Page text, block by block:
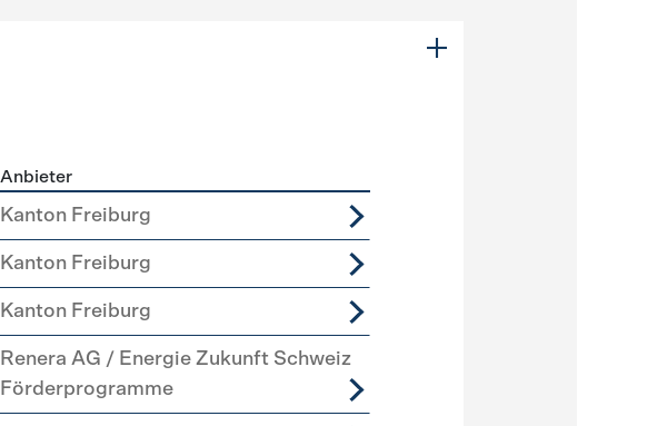
Anbieter
Kanton Freiburg
Kanton Freiburg
Kanton Freiburg
Renera AG / Energie Zukunft Schweiz
Förderprogramme